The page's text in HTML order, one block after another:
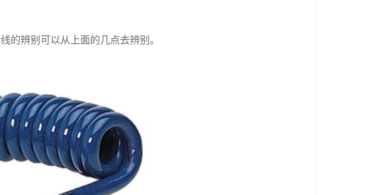
的辨别可以从上面的几点去辨别。